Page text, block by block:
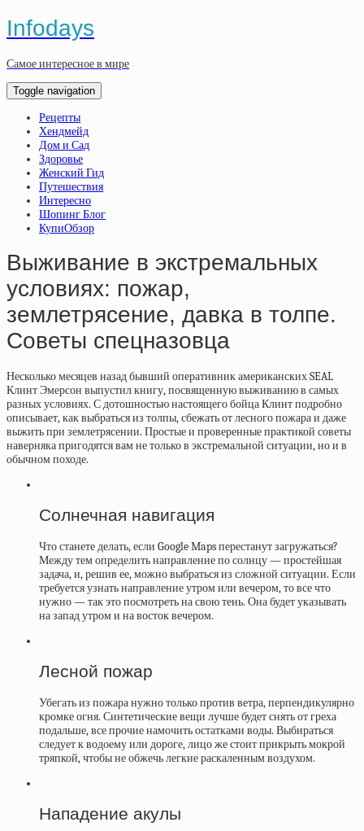
Infodays
Самое интересное в мире
Toggle navigation
Рецепты
Хендмейд
Дом и Сад
Здоровье
Женский Гид
Путешествия
Интересно
Шопинг Блог
КупиОбзор
Выживание в экстремальных
условиях: пожар,
землетрясение, давка в толпе.
Советы спецназовца
Несколько месяцев назад бывший оперативник американских SEAL
Клинт Эмерсон выпустил книгу, посвященную выживанию в самых
разных условиях. С дотошностью настоящего бойца Клинт подробно
описывает, как выбраться из толпы, сбежать от лесного пожара и даже
выжить при землетрясении. Простые и проверенные практикой советы
наверняка пригодятся вам не только в экстремальной ситуации, но и в
обычном походе.
Солнечная навигация
Что станете делать, если Google Maps перестанут загружаться?
Между тем определить направление по солнцу — простейшая
задача, и, решив ее, можно выбраться из сложной ситуации. Если
требуется узнать направление утром или вечером, то все что
нужно — так это посмотреть на свою тень. Она будет указывать
на запад утром и на восток вечером.
Лесной пожар
Убегать из пожара нужно только против ветра, перпендикулярно
кромке огня. Синтетические вещи лучше будет снять от греха
подальше, все прочие намочить остатками воды. Выбираться
следует к водоему или дороге, лицо же стоит прикрыть мокрой
тряпкой, чтобы не обжечь легкие раскаленным воздухом.
Нападение акулы